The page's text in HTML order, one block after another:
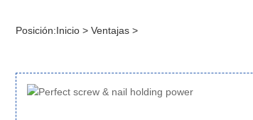
Posición:Inicio > Ventajas >